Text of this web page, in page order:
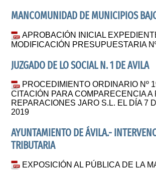
MANCOMUNIDAD DE MUNICIPIOS
APROBACIÓN INICIAL
MODIFICACIÓN PRESUPUESTARIA
JUZGADO DE LO SOCIAL N. 1 DE AVILA
PROCEDIMIENTO ORDINARIO Nº
CITACIÓN PARA COMPARECENCIA A
REPARACIONES JARO S.L. EL DÍA 7
2019
AYUNTAMIENTO DE ÁVILA.-
TRIBUTARIA
EXPOSICIÓN AL PÚBLICA DE LA